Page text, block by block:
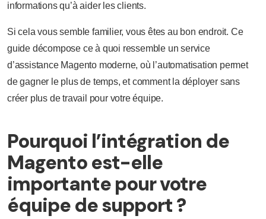
informations qu’à aider les clients.
Si cela vous semble familier, vous êtes au bon endroit. Ce
guide décompose ce à quoi ressemble un service
d’assistance Magento moderne, où l’automatisation permet
de gagner le plus de temps, et comment la déployer sans
créer plus de travail pour votre équipe.
Pourquoi l’intégration de
Magento est-elle
importante pour votre
équipe de support ?